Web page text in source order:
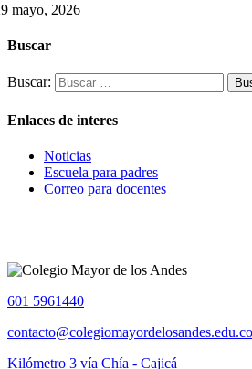
mayo, 2026
Buscar
Buscar:
Enlaces de interes
Noticias
Escuela para padres
Correo para docentes
601 5961440
contacto@colegiomayordelosandes.edu.co
Kilómetro 3 vía Chía - Cajicá